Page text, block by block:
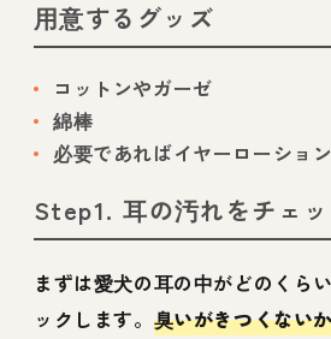
用意するグッズ
コットンやガーゼ
綿棒
必要であればイヤーローション
Step1. 耳の汚れをチェッ
まずは愛犬の耳の中がどのくら
ックします。 臭いがきつくない